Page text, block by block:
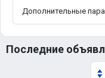
Дополнительные
Последние